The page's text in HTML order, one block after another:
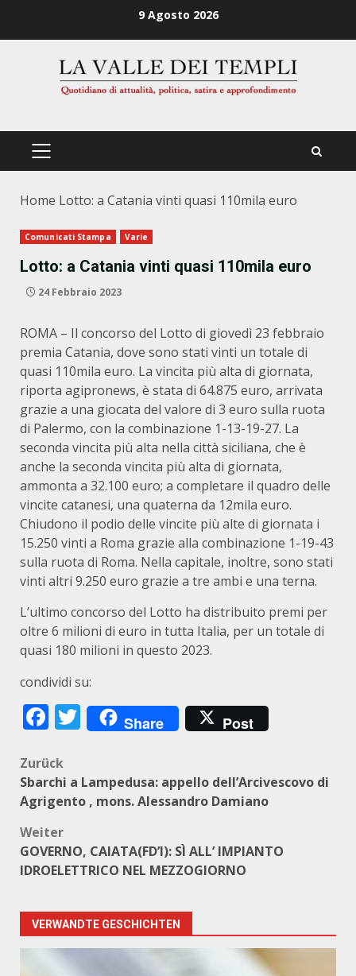
9 Agosto 2026
PRIMÄRES
Home Lotto: a Catania vinti quasi 110mila euro
Comunicati Stampa Varie
Lotto: a Catania vinti quasi 110mila euro
24 Febbraio 2023
ROMA – Il concorso del Lotto di giovedì 23 febbraio
premia Catania, dove sono stati vinti un totale di
quasi 110mila euro. La vincita più alta di giornata,
riporta agipronews, è stata di 64.875 euro, arrivata
grazie a una giocata del valore di 3 euro sulla ruota
di Palermo, con la combinazione 1-13-19-27. La
seconda vincita più alta nella città siciliana, che è
anche la seconda vincita più alta di giornata,
ammonta a 32.100 euro; a completare il quadro delle
vincite catanesi, una quaterna da 12mila euro.
Chiudono il podio delle vincite più alte di giornata i
15.250 vinti a Roma grazie alla combinazione 1-19-43
sulla ruota di Roma. Nella capitale, inoltre, sono stati
vinti altri 9.250 euro grazie a tre ambi e una terna.
L’ultimo concorso del Lotto ha distribuito premi per
oltre 6 milioni di euro in tutta Italia, per un totale di
quasi 180 milioni in questo 2023.
condividi su:
Facebook
Twitter
Share Post
Beitragsnavigation
Zurück
Sbarchi a Lampedusa: appello dell’Arcivescovo di
Agrigento , mons. Alessandro Damiano
Weiter
GOVERNO, CAIATA(FD’I): SÌ ALL’ IMPIANTO
IDROELETTRICO NEL MEZZOGIORNO
VERWANDTE GESCHICHTEN